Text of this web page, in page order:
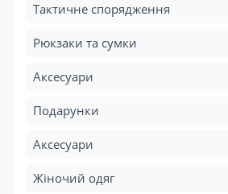
Тактичне спорядження
Рюкзаки та сумки
Аксесуари
Подарунки
Аксесуари
Жіночий одяг